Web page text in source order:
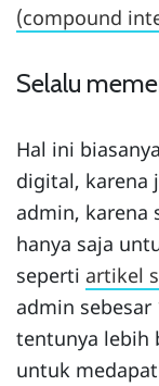
(compound
Selalu
Hal ini
digital, karena
admin, karena
hanya saja
seperti artikel
admin sebesar
tentunya lebih
untuk